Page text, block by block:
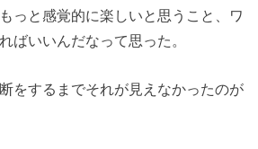
っと感覚的に楽しいと思うこと、ワ
ばいいんだなって思った。
をするまでそれが見えなかったのが